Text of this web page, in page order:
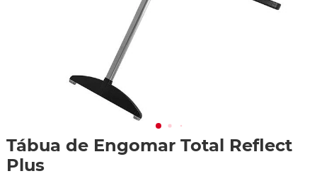
Tábua de Engomar Total Reflect
Plus